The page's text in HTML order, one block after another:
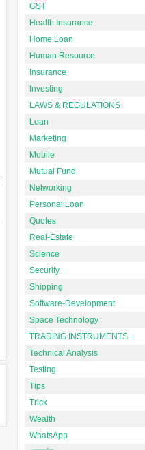
GST
Health Insurance
Home Loan
Human Resource
Insurance
Investing
LAWS & REGULATIONS
Loan
Marketing
Mobile
Mutual Fund
Networking
Personal Loan
Quotes
Real-Estate
Science
Security
Shipping
Software-Development
Space Technology
TRADING INSTRUMENTS
Technical Analysis
Testing
Tips
Trick
Wealth
WhatsApp